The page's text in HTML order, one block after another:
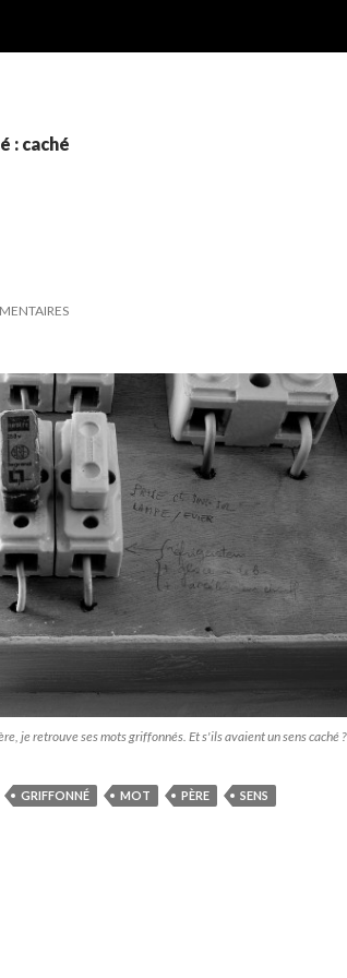
: caché
je retrouve ses mots griffonnés. Et s'ils avaient un sens caché ?
GRIFFONNÉ MOT PÈRE SENS